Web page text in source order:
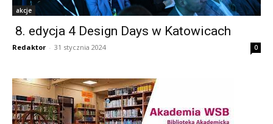
akcje
8. edycja 4 Design Days w Katowicach
Redaktor - 31 stycznia 2024 0